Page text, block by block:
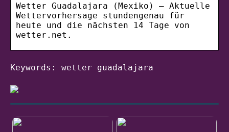
Wetter Guadalajara (Mexiko) – Aktuelle
Wettervorhersage stundengenau für
heute und die nächsten 14 Tage von
wetter.net.
Keywords: wetter guadalajara